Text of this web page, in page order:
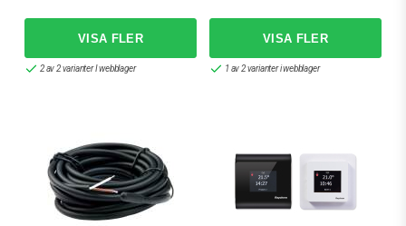
2 av 2 varianter I webblager 1 av 2 varianter i webblager